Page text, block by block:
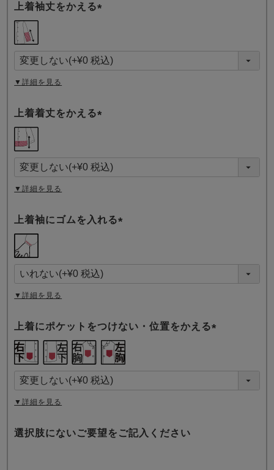
上着袖丈をかえる
須
)
▼詳細を見る
上着着丈をかえる
須
)
▼詳細を見る
上着袖にゴムを入れる
須
)
▼詳細を見る
上着にポケットをつけない・位置をかえる
須
)
▼詳細を見る
選択肢にないご要望をご記入ください